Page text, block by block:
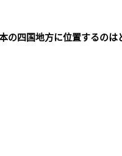
の四国地方に位置するのは